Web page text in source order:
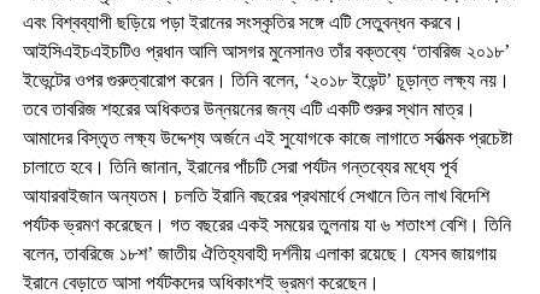
এবং বিশ্বব্যাপী ছড়িয়ে পড়া ইরানের সংস্কৃতির সঙ্গে এটি সেতুবন্ধন করবে।
আইসিএইচএইচটিও প্রধান আলি আসগর মুনেসানও তাঁর বক্তব্যে ‘তাবরিজ ২০১৮’
ইভেন্টের ওপর গুরুত্বারোপ করেন। তিনি বলেন, ‘২০১৮ ইভেন্ট’ চূড়ান্ত লক্ষ্য নয়।
তবে তাবরিজ শহরের অধিকতর উন্নয়নের জন্য এটি একটি শুরুর স্থান মাত্র।
আমাদের বিস্তৃত লক্ষ্য উদ্দেশ্য অর্জনে এই সুযোগকে কাজে লাগাতে সর্বাত্মক প্রচেষ্টা
চালাতে হবে। তিনি জানান, ইরানের পাঁচটি সেরা পর্যটন গন্তব্যের মধ্যে পূর্ব
আযারবাইজান অন্যতম। চলতি ইরানি বছরের প্রথমার্ধে সেখানে তিন লাখ বিদেশি
পর্যটক ভ্রমণ করেছেন। গত বছরের একই সময়ের তুলনায় যা ৬ শতাংশ বেশি। তিনি
বলেন, তাবরিজে ১৮শ’ জাতীয় ঐতিহ্যবাহী দর্শনীয় এলাকা রয়েছে। যেসব জায়গায়
ইরানে বেড়াতে আসা পর্যটকদের অধিকাংশই ভ্রমণ করেছেন।